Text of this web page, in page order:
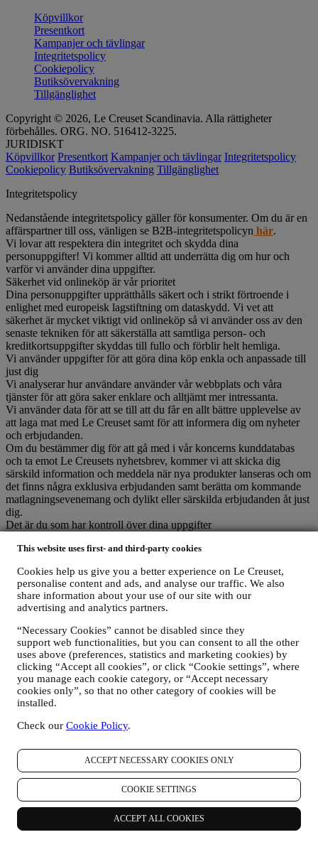
This website uses first- and third-party cookies
Cookies help us give you a better experience on Le Creuset,
personalise content and ads, and analyse our traffic. We also
share information about your use of our site with our
advertising and analytics partners.
“Necessary Cookies” cannot be disabled since they
support web functionalities, but you can consent to all the other
uses above (preferences, statistics and marketing cookies) by
clicking “Accept all cookies”, or click “Cookie settings”, where
you manage each cookie category, or “Accept necessary
cookies only”, so that no other category of cookies will be
installed.
Check our Cookie Policy.
ACCEPT NECESSARY COOKIES ONLY
COOKIE SETTINGS
ACCEPT ALL COOKIES
Köpvillkor
Presentkort
Kampanjer och tävlingar
Integritetspolicy
Cookiepolicy
Butiksövervakning
Tillgänglighet
Copyright © 2026, Le Creuset Scandinavia. Alla rättigheter
förbehålles. ORG. NO. 516412-3225.
JURIDISKT
Köpvillkor Presentkort Kampanjer och tävlingar Integritetspolicy
Cookiepolicy Butiksövervakning Tillgänglighet
Integritetspolicy
Nedanstående integritetspolicy gäller för konsumenter. Om du är en
affärspartner till oss, vänligen se B2B-integritetspolicyn här.
Vi lovar att respektera din integritet och skydda dina
personuppgifter! Vi kommer alltid att underrätta dig om hur och
varför vi använder dina uppgifter.
Säkerhet vid onlineköp är vår prioritet
Dina personuppgifter upprätthålls säkert och i strikt förtroende i
enlighet med europeisk lagstiftning om dataskydd. Vi vet att
säkerhet är mycket viktigt vid onlineköp så vi använder oss av den
senaste tekniken för att säkerställa att samtliga person- och
kreditkortsuppgifter skyddas till fullo och förblir helt hemliga.
Vi använder uppgifter för att göra dina köp enkla och anpassade till
just dig
Vi analyserar hur användare använder vår webbplats och våra
tjänster för att göra saker enklare och alltjämt mer intressanta.
Vi använder data för att se till att du får en allt bättre upplevelse av
att laga mat med Le Creuset samt för att informera dig om nyheter
och erbjudanden.
Om du bestämmer dig för att gå med i vår koncerns kunddatabas
och ta emot Le Creusets nyhetsbrev, kommer vi att skicka dig
särskild information och meddela när nya produkter lanseras och om
det finns några exklusiva erbjudanden samt berätta om kommande
matlagningsevenemang och dylikt eller särskilda erbjudanden åt just
dig.
Det är du som har kontroll över dina uppgifter
helst kan anpassa dina inställningar. Om du inte längre vill ta emot
avprenumerera längst ner i ett av våra nyhetsbrev eller redigera dina
inställningar.
Du kan lita på att vi aldrig kommer att överlämna dina uppgifter till
tredjepartsorganisationer för deras egen marknadsföring utan ditt
medgivande.
Om du vill få information om något eller utöva dina
integritetsrättigheter kan du skicka e-post till oss på
privacy@lecreuset.comoch berätta vad det rör sig om, så svarar vi i
god tid.
LE CREUSETS INTEGRITETSMEDDELANDE I SIN
HELHET
integritet och i detta meddelande förklaras hur vi samlar in och
lagstiftning om dataskydd (inklusive EU:s allmänna
dataskyddsförordning 2016/679) samt lagarna om dataskydd som
gäller i ditt land, ditt territorium eller din vistelseort (sammantaget
1. När samlar vi in information om dig och vilken typ av information rör
det sig om?
Med ”personuppgifter” menas all information som är kopplad till dig